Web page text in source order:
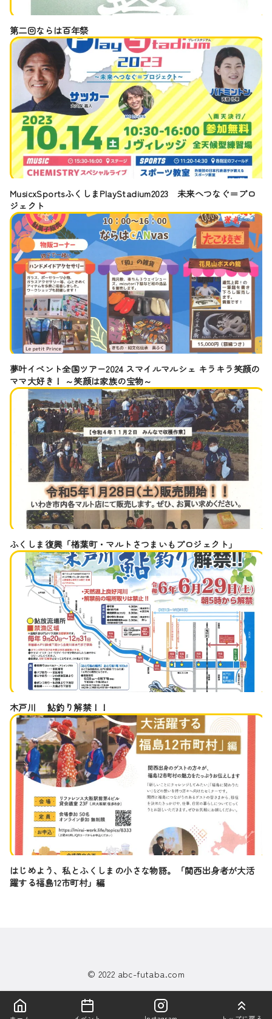
第二回ならは百年祭
MusicxSportsふくしまPlayStadium2023 未来へつなぐ＝プロ
ジェクト
夢叶イベント全国ツアー2024 スマイルマルシェ キラキラ笑顔の
ママ大好き！ ～笑顔は家族の宝物～
ふくしま復興「楢葉町・マルトさつまいもプロジェクト」
木戸川 鮎釣り解禁！！
はじめよう、私とふくしまの小さな物語。「関西出身者が大活
躍する福島12市町村」編
© 2022 abc-futaba.com